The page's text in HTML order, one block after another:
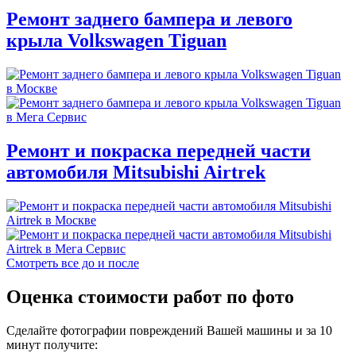
Ремонт заднего бампера и левого
крыла Volkswagen Tiguan
Ремонт и покраска передней части
автомобиля Mitsubishi Airtrek
Смотреть все до и после
Оценка стоимости работ по фото
Сделайте фотографии повреждений Вашей машины и за 10
минут получите: